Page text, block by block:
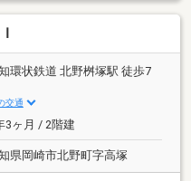
環状鉄道 北野桝塚駅 徒歩7
交通
3ヶ月 / 2階建
県岡崎市北野町字高塚